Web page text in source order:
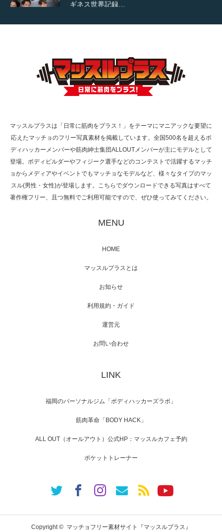
TOKYO FMラジオ番組「ONE MORNING」
で紹介さ…
た（6/8放送）
映画「メカバース」舞台挨拶へマッスルプラ
【TV】NHK BS「COOL JAPAN 」にてマッス
「ねとらぼ」さんに…
マッスルプラスは「日常に筋肉をプラス！」をテーマにマニアックな要望に
応えたマッチョのフリー写真素材を掲載しています。全国500名を超えるボ
ディハッカーメンバーや筋肉紳士集団ALLOUTメンバーが主にモデルとして
登場。ボディビルダーやフィジーク選手などのコンテストで活躍するマッチ
ョからメディアやイベントでもマッチョなモデルなど、様々なタイプのマッ
スル(男性・女性)が登場します。こちらでダウンロードできる写真はすべて
著作権フリー、且つ無料でご利用可能ですので、ぜひ使ってみてください。
MENU
HOME
マッスルプラスとは
お知らせ
利用規約・ガイド
運営元
お問い合わせ
LINK
福岡のパーソナルジム「ボディハッカーズラボ」
筋肉革命「BODY HACK」
ALL OUT（オールアウト）公式HP：マッスルカフェ予約
ポケットトレーナー
Copyright © マッチョフリー素材サイト『マッスルプラス』